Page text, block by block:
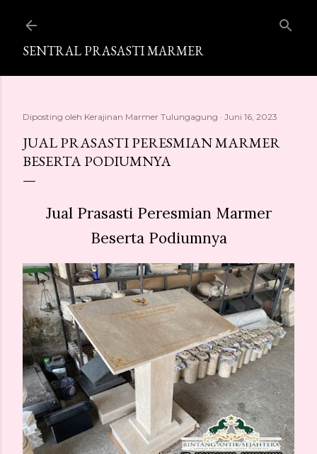
SENTRAL PRASASTI MARMER
Diposting oleh Kerajinan Marmer Tulungagung Juni 16, 2023
JUAL PRASASTI PERESMIAN MARMER
BESERTA PODIUMNYA
Jual Prasasti Peresmian Marmer
Beserta Podiumnya